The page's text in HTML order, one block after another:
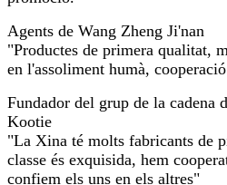
Agents de Wang Zheng Ji'nan
"Productes de primera qualitat,
en l'assoliment humà,
Fundador del grup de la cadena
Kootie
"La Xina té molts fabricants de
classe és exquisida, hem
confiem els uns en els altres"